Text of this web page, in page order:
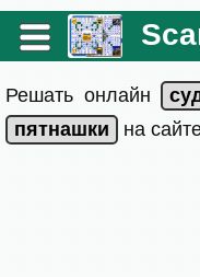
Решать онлайн
на